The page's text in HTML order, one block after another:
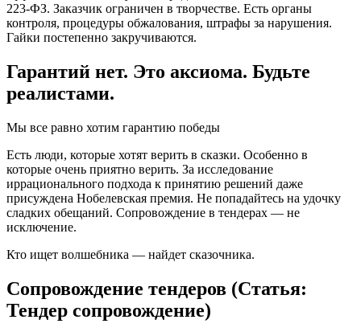
223-ФЗ. Заказчик ограничен в творчестве. Есть органы
контроля, процедуры обжалования, штрафы за нарушения.
Гайки постепенно закручиваются.
Гарантий нет. Это аксиома. Будьте
реалистами.
Мы все равно хотим гарантию победы
Есть люди, которые хотят верить в сказки. Особенно в
которые очень приятно верить. За исследование
иррационального подхода к принятию решений даже
присуждена Нобелевская премия. Не попадайтесь на удочку
сладких обещаний. Сопровождение в тендерах — не
исключение.
Кто ищет волшебника — найдет сказочника.
Сопровождение тендеров (Статья:
Тендер сопровождение)